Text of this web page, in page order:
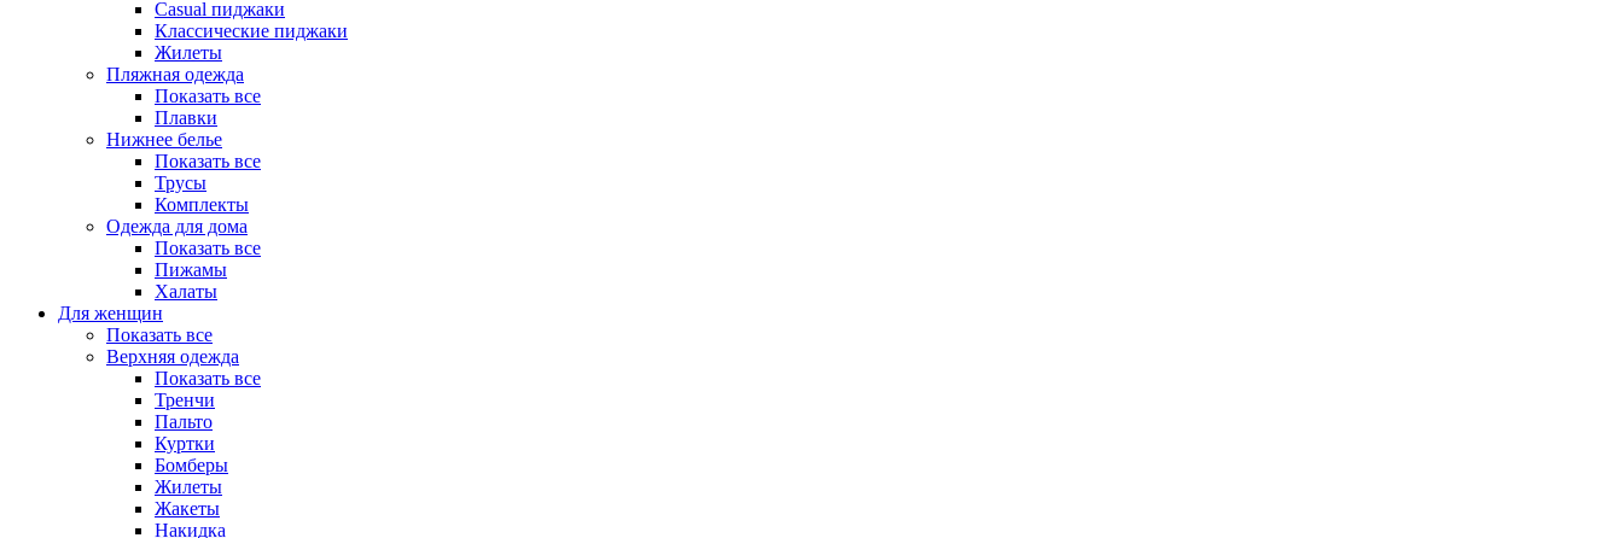
Casual пиджаки
Классические пиджаки
Жилеты
Пляжная одежда
Показать все
Плавки
Нижнее белье
Показать все
Трусы
Комплекты
Одежда для дома
Показать все
Пижамы
Халаты
Для женщин
Показать все
Верхняя одежда
Показать все
Тренчи
Пальто
Куртки
Бомберы
Жилеты
Жакеты
Накидка